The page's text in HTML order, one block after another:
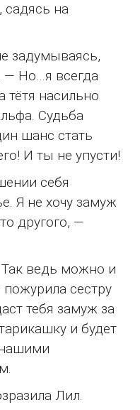
садясь на
задумываясь,
— Но…я всегда
тётя насильно
Судьба
шанс стать
И ты не упусти!
себя
Я не хочу замуж
другого, —
ведь можно и
сестру
тебя замуж за
и будет
Лил.